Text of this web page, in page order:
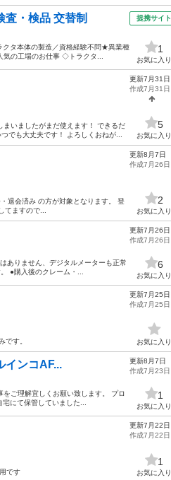
・検品 交替制
クタ本体の製造／資格経験不問★異業種
の工場のお仕事 ◇トラクタ...
提携サイト
1
お気に入り
いましたがまだ使えます！ できるだ
でも大丈夫です！ よろしくおねが...
更新7月31日
作成7月31日
5
お気に入り
退会済み の方が対象となります。 登
てますので...
更新8月7日
作成7月26日
2
お気に入り
ありません、デジタルメーターも正常
●購入後のクレーム・...
更新7月26日
作成7月26日
6
お気に入り
です。
更新7月25日
作成7月25日
お気に入り
インコAF...
ご理解宜しくお願い致します。 プロ
にて保管していました...
更新8月7日
作成7月23日
1
お気に入り
です
更新7月22日
作成7月22日
1
お気に入り